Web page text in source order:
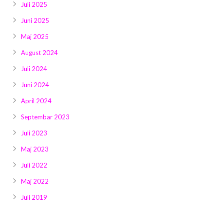
Juli 2025
Juni 2025
Maj 2025
August 2024
Juli 2024
Juni 2024
April 2024
Septembar 2023
Juli 2023
Maj 2023
Juli 2022
Maj 2022
Juli 2019